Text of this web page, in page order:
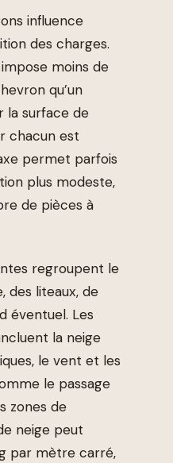
influence
des charges.
moins de
qu’un
la surface de
chacun est
permet parfois
plus modeste,
de pièces à
regroupent le
des liteaux, de
éventuel. Les
la neige
le vent et les
le passage
zones de
neige peut
par mètre carré,